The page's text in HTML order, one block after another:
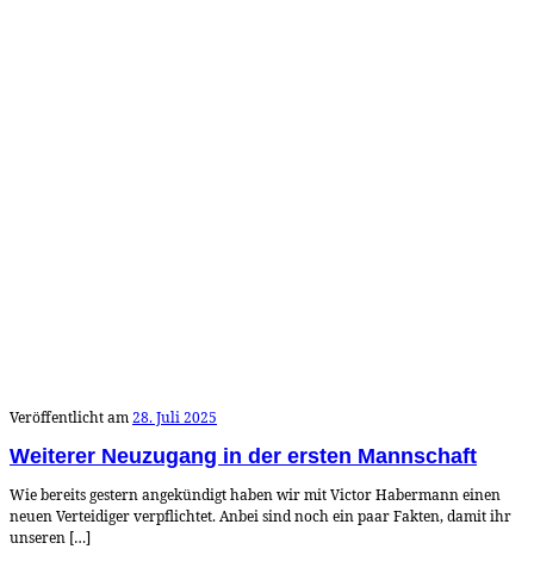
Veröffentlicht am28. Juli 2025
Weiterer Neuzugang in der ersten Mannschaft
Wie bereits gestern angekündigt haben wir mit Victor Habermann einen
neuen Verteidiger verpflichtet. Anbei sind noch ein paar Fakten, damit ihr
unseren […]